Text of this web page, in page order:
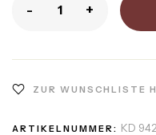
- +
ZUR WUNSCHLISTE
ARTIKELNUMMER: KD 942